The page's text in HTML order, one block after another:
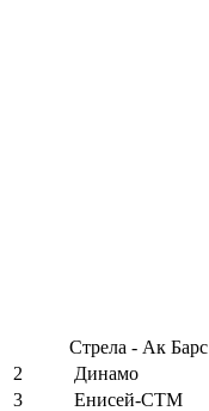
Стрела - Ак Барс
2
Динамо
3
Енисей-СТМ